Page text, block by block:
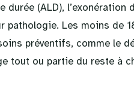
(ALD), l’exonération
pathologie. Les moins de
préventifs, comme le
tout ou partie du reste à